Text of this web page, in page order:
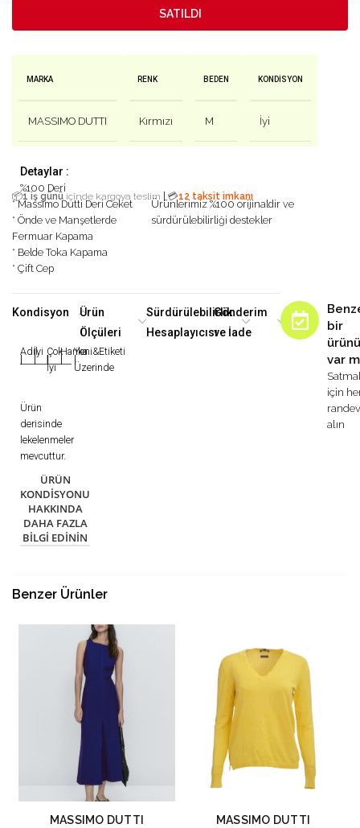
SATILDI
MARKA
MASSIMO DUTTI
RENK
Kırmızı
BEDEN
M
KONDISYON
İyi
Detaylar :
%100 Deri
📦1 iş günü içinde kargoya teslim 💳12 taksit imkanı
* Massimo Dutti Deri Ceket
* Önde ve Manşetlerde
Fermuar Kapama
* Belde Toka Kapama
* Çift Cep
Ürünlerimiz %100 orijinaldir ve
sürdürülebilirliği destekler
Kondisyon
Adilİyi
|
Çok
İyi
Harika
|
Yeni&Etiketi
Üzerinde
Ürün
derisinde
lekelenmeler
mevcuttur.
ÜRÜN
KONDISYONU
HAKKINDA
DAHA FAZLA
BILGI EDININ
Ürün
Ölçüleri
Sürdürülebilirlik
Hesaplayıcısı
Gönderim
ve İade
bir
var
için
alın
Benzer Ürünler
MASSIMO DUTTI
MASSIMO DUTTI